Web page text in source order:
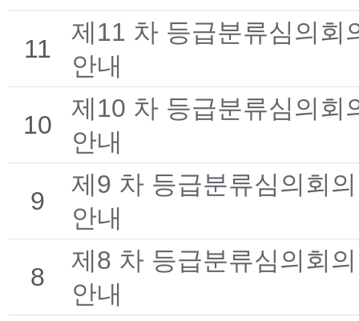
11
제11 차 등급분류심의회
안내
10
제10 차 등급분류심의회
안내
9
제9 차 등급분류심의회
안내
8
제8 차 등급분류심의회
안내